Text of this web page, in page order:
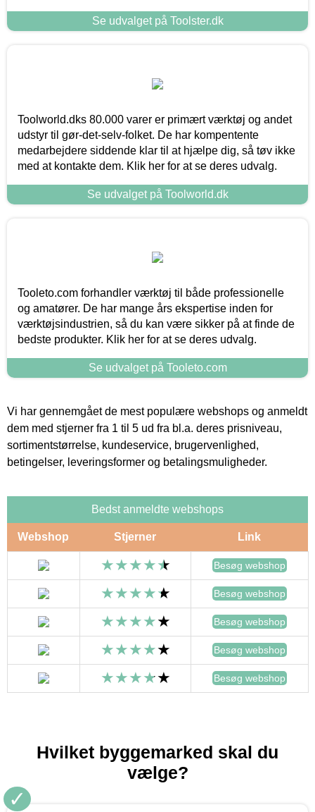
Se udvalget på Toolster.dk
Toolworld.dks 80.000 varer er primært værktøj og andet
udstyr til gør-det-selv-folket. De har kompentente
medarbejdere siddende klar til at hjælpe dig, så tøv ikke
med at kontakte dem. Klik her for at se deres udvalg.
Se udvalget på Toolworld.dk
Tooleto.com forhandler værktøj til både professionelle
og amatører. De har mange års ekspertise inden for
værktøjsindustrien, så du kan være sikker på at finde de
bedste produkter. Klik her for at se deres udvalg.
Se udvalget på Tooleto.com
Vi har gennemgået de mest populære webshops og anmeldt
dem med stjerner fra 1 til 5 ud fra bl.a. deres prisniveau,
sortimentstørrelse, kundeservice, brugervenlighed,
betingelser, leveringsformer og betalingsmuligheder.
Bedst anmeldte webshops
Webshop Stjerner Link
Besøg webshop
Besøg webshop
Besøg webshop
Besøg webshop
Besøg webshop
Hvilket byggemarked skal du
vælge?
✓